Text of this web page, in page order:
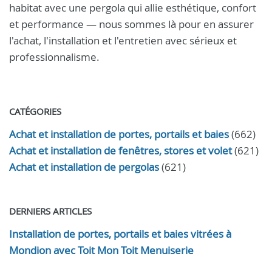
habitat avec une pergola qui allie esthétique, confort
et performance — nous sommes là pour en assurer
l'achat, l'installation et l'entretien avec sérieux et
professionnalisme.
CATÉGORIES
Achat et installation de portes, portails et baies(662)
Achat et installation de fenêtres, stores et volet(621)
Achat et installation de pergolas(621)
DERNIERS ARTICLES
Installation de portes, portails et baies vitrées à
Mondion avec Toit Mon Toit Menuiserie